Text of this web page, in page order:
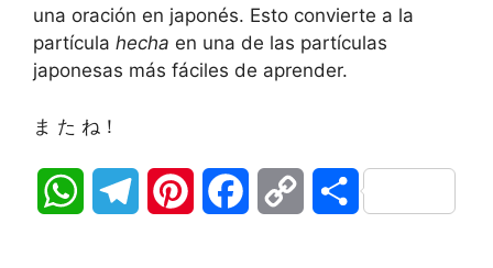
una oración en japonés. Esto convierte a la
partícula hecha en una de las partículas
japonesas más fáciles de aprender.
ま た ね！
W C